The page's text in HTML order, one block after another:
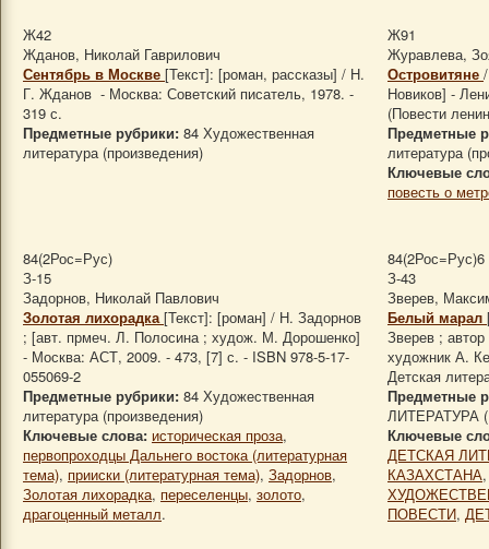
Ж42
Жданов, Николай Гаврилович
Сентябрь в Москве [Текст]: [роман, рассказы] / Н.
Г. Жданов - Москва: Советский писатель, 1978. -
319 с.
Предметные рубрики: 84 Художественная
литература (произведения)
Ж91
Журавлева,
Островитяне
Новиков] -
(Повести
Предметные
литература
Ключевые
повесть о
84(2Рос=Рус)
З-15
Задорнов, Николай Павлович
Золотая лихорадка [Текст]: [роман] / Н. Задорнов
; [авт. прмеч. Л. Полосина ; худож. М. Дорошенко]
- Москва: АСТ, 2009. - 473, [7] с. - ISBN 978-5-17-
055069-2
Предметные рубрики: 84 Художественная
литература (произведения)
Ключевые слова: историческая проза,
первопроходцы Дальнего востока (литературная
тема), прииски (литературная тема), Задорнов,
Золотая лихорадка, переселенцы, золото,
драгоценный металл.
84(2Рос=Рус)6
З-43
Зверев,
Белый марал
Зверев ;
художник А.
Детская
Предметные
ЛИТЕРАТУРА
Ключевые
ДЕТСКАЯ
КАЗАХСТАНА
ПОВЕСТИ,